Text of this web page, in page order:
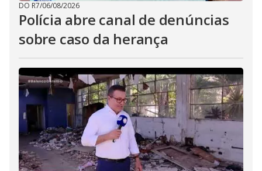
DO R7/06/08/2026
Polícia abre canal de denúncias
sobre caso da herança